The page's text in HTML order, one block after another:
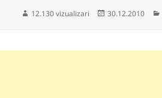
12.130 vizualizari
Publicat
30.12.2010